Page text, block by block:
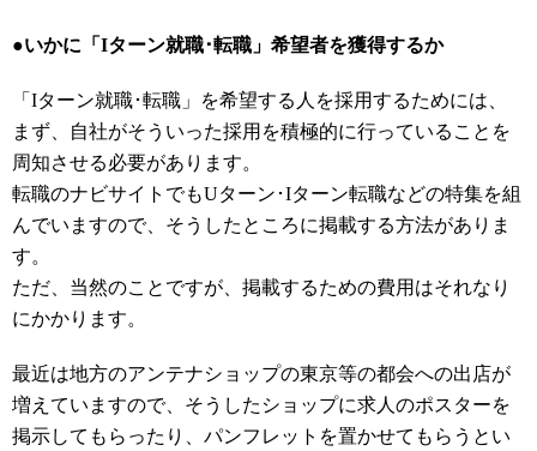
●いかに「Iターン就職･転職」希望者を獲得するか
「Iターン就職･転職」を希望する人を採用するためには、
まず、自社がそういった採用を積極的に行っていることを
周知させる必要があります。
転職のナビサイトでもUターン･Iターン転職などの特集を組
んでいますので、そうしたところに掲載する方法がありま
す。
ただ、当然のことですが、掲載するための費用はそれなり
にかかります。
最近は地方のアンテナショップの東京等の都会への出店が
増えていますので、そうしたショップに求人のポスターを
掲示してもらったり、パンフレットを置かせてもらうとい